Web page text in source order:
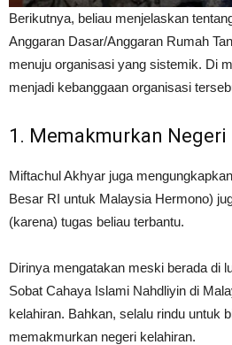
Berikutnya, beliau menjelaskan
Anggaran Dasar/Anggaran Rumah
menuju organisasi yang sistemik. Di
menjadi kebanggaan organisasi
1. Memakmurkan Negeri
Miftachul Akhyar juga
Besar RI untuk Malaysia Hermono)
(karena) tugas beliau terbantu.
Dirinya mengatakan meski berada di
Sobat Cahaya Islami Nahdliyin di
kelahiran. Bahkan, selalu rindu untuk
memakmurkan negeri kelahiran.